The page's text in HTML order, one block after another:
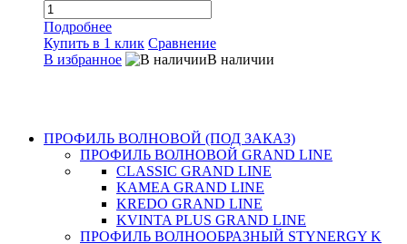
Подробнее
Купить в 1 клик Сравнение
В избранное
В наличии
ПРОФИЛЬ ВОЛНОВОЙ (ПОД ЗАКАЗ)
ПРОФИЛЬ ВОЛНОВОЙ GRAND LINE
CLASSIC GRAND LINE
KAMEA GRAND LINE
KREDO GRAND LINE
KVINTA PLUS GRAND LINE
ПРОФИЛЬ ВОЛНООБРАЗНЫЙ STYNERGY K